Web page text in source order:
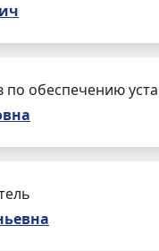
обеспечению